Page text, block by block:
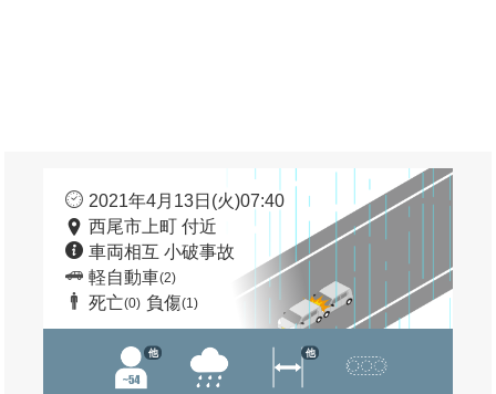
2021年4月13日(火)07:40
西尾市上町 付近
車両相互 小破事故
軽自動車(2)
死亡(0) 負傷(1)
他 他